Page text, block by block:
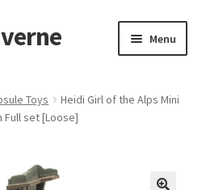
Menu
enfant
Toys
Heidi Girl of the Alps Mini
Full set [Loose]